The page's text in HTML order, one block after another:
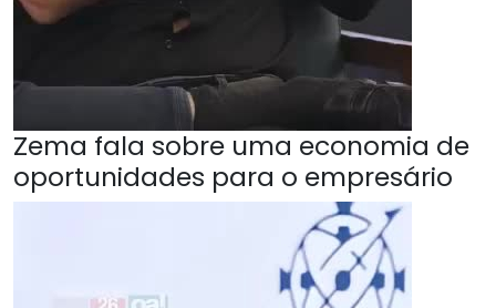
Zema fala sobre uma economia de
oportunidades para o empresário